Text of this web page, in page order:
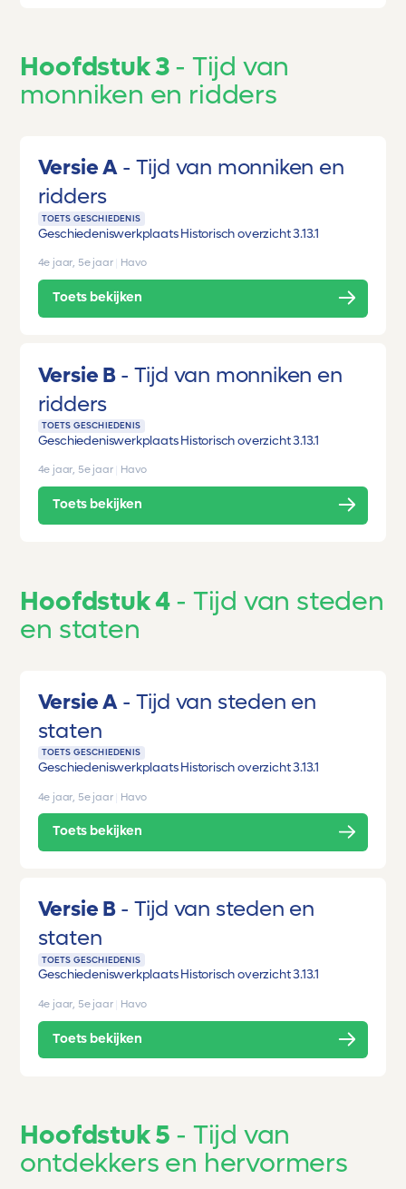
Hoofdstuk 3
Tijd van
monniken en ridders
Versie A
Tijd van monniken en
ridders
TOETS GESCHIEDENIS
Geschiedeniswerkplaats Historisch overzicht 3.13.1
4e jaar, 5e jaar Havo
Toets bekijken
Versie B
Tijd van monniken en
ridders
TOETS GESCHIEDENIS
Geschiedeniswerkplaats Historisch overzicht 3.13.1
4e jaar, 5e jaar Havo
Toets bekijken
Hoofdstuk 4
Tijd van steden
en staten
Versie A
Tijd van steden en
staten
TOETS GESCHIEDENIS
Geschiedeniswerkplaats Historisch overzicht 3.13.1
4e jaar, 5e jaar Havo
Toets bekijken
Versie B
Tijd van steden en
staten
TOETS GESCHIEDENIS
Geschiedeniswerkplaats Historisch overzicht 3.13.1
4e jaar, 5e jaar Havo
Toets bekijken
Hoofdstuk 5
Tijd van
ontdekkers en hervormers